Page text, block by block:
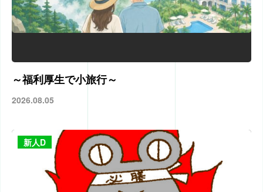
～福利厚生で小旅行～
2026.08.05
新人D